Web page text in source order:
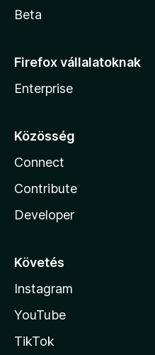
Beta
Firefox vállalatoknak
Enterprise
Közösség
Connect
Contribute
Developer
Követés
Instagram
YouTube
TikTok